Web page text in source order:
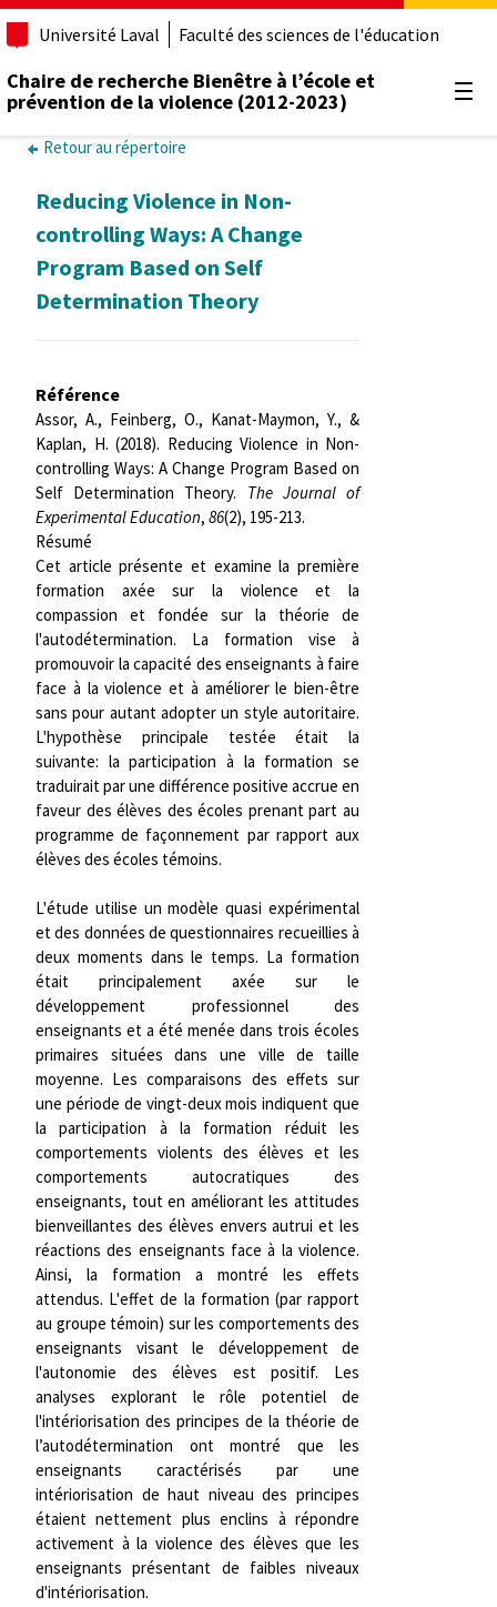
Université Laval Faculté des sciences de l'éducation
Chaire de recherche Bienêtre à l’école et
prévention de la violence (2012-2023)
Retour au répertoire
Reducing Violence in Non-
controlling Ways: A Change
Program Based on Self
Determination Theory
Référence
Assor, A., Feinberg, O., Kanat-Maymon, Y., &
Kaplan, H. (2018). Reducing Violence in Non-
controlling Ways: A Change Program Based on
Self Determination Theory. The Journal of
Experimental Education, 86(2), 195-213.
Résumé
Cet article présente et examine la première
formation axée sur la violence et la
compassion et fondée sur la théorie de
l'autodétermination. La formation vise à
promouvoir la capacité des enseignants à faire
face à la violence et à améliorer le bien-être
sans pour autant adopter un style autoritaire.
L'hypothèse principale testée était la
suivante: la participation à la formation se
traduirait par une différence positive accrue en
faveur des élèves des écoles prenant part au
programme de façonnement par rapport aux
élèves des écoles témoins.
L'étude utilise un modèle quasi expérimental
et des données de questionnaires recueillies à
deux moments dans le temps. La formation
était principalement axée sur le
développement professionnel des
enseignants et a été menée dans trois écoles
primaires situées dans une ville de taille
moyenne. Les comparaisons des effets sur
une période de vingt-deux mois indiquent que
la participation à la formation réduit les
comportements violents des élèves et les
comportements autocratiques des
enseignants, tout en améliorant les attitudes
bienveillantes des élèves envers autrui et les
réactions des enseignants face à la violence.
Ainsi, la formation a montré les effets
attendus. L'effet de la formation (par rapport
au groupe témoin) sur les comportements des
enseignants visant le développement de
l'autonomie des élèves est positif. Les
analyses explorant le rôle potentiel de
l'intériorisation des principes de la théorie de
l’autodétermination ont montré que les
enseignants caractérisés par une
intériorisation de haut niveau des principes
étaient nettement plus enclins à répondre
activement à la violence des élèves que les
enseignants présentant de faibles niveaux
d'intériorisation.